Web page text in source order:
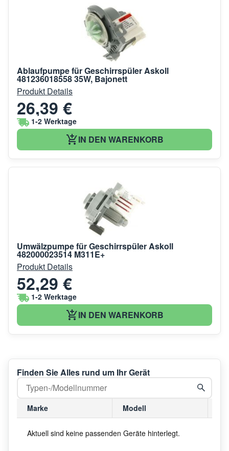
Ablaufpumpe für Geschirrspüler Askoll
481236018558 35W, Bajonett
Produkt Details
26,39 €
1-2 Werktage
IN DEN WARENKORB
Umwälzpumpe für Geschirrspüler Askoll
482000023514 M311E+
Produkt Details
52,29 €
1-2 Werktage
IN DEN WARENKORB
Finden Sie Alles rund um Ihr Gerät
Marke Modell
Aktuell sind keine passenden Geräte hinterlegt.